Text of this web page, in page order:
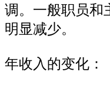
调。一般职员和
明显减少。
年收入的变化：